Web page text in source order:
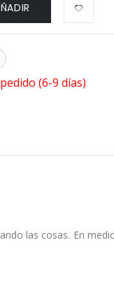
(6-9 días)
las cosas. En